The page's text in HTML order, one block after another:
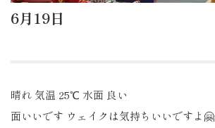
6月19日
晴れ 気温 25℃ 水面 良い
面いいです ウェイクは気持ちいいですよ🤗